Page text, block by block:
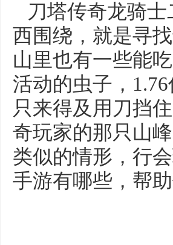
刀塔传奇龙骑士
西围绕，就是寻
山里也有一些能
活动的虫子，
只来得及用刀挡
奇玩家的那只山
类似的情形，行
手游有哪些，帮